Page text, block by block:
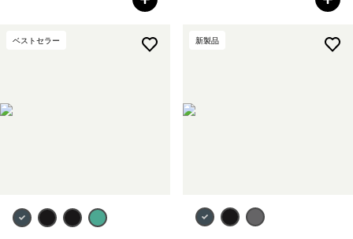
ベストセラー 新製品